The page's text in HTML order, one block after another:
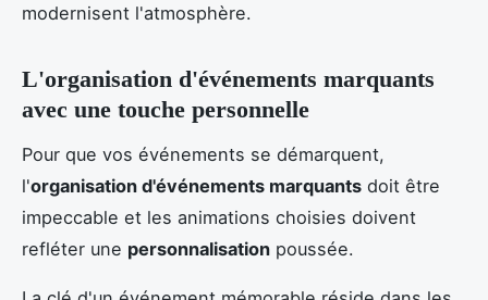
modernisent l'atmosphère.
L'organisation d'événements marquants
avec une touche personnelle
Pour que vos événements se démarquent,
l'organisation d'événements marquants doit être
impeccable et les animations choisies doivent
refléter une personnalisation poussée.